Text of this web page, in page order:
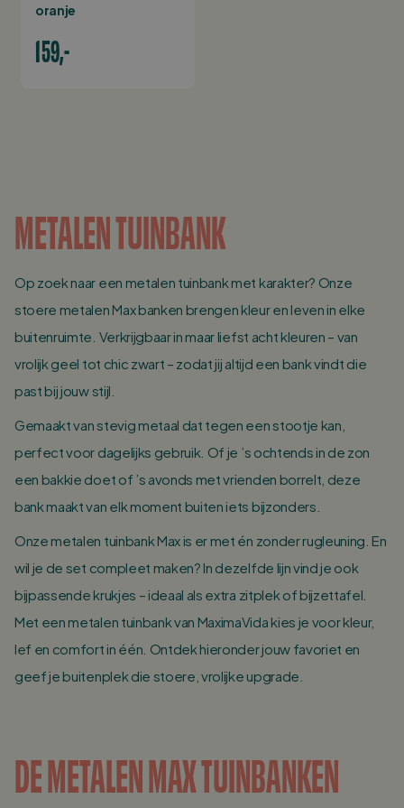
oranje
159,-
METALEN TUINBANK
Op zoek naar een metalen tuinbank met karakter? Onze
stoere metalen Max banken brengen kleur en leven in elke
buitenruimte. Verkrijgbaar in maar liefst acht kleuren – van
vrolijk geel tot chic zwart – zodat jij altijd een bank vindt die
past bij jouw stijl.
Gemaakt van stevig metaal dat tegen een stootje kan,
perfect voor dagelijks gebruik. Of je ’s ochtends in de zon
een bakkie doet of ’s avonds met vrienden borrelt, deze
bank maakt van elk moment buiten iets bijzonders.
Onze metalen tuinbank Max is er met én zonder rugleuning. En
wil je de set compleet maken? In dezelfde lijn vind je ook
bijpassende krukjes – ideaal als extra zitplek of bijzettafel.
Met een metalen tuinbank van MaximaVida kies je voor kleur,
lef en comfort in één. Ontdek hieronder jouw favoriet en
geef je buitenplek die stoere, vrolijke upgrade.
DE METALEN MAX TUINBANKEN